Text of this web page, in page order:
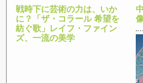
戦時下に芸術の力は、いか
に？「ザ・コラール 希望を
紡ぐ歌」レイフ・ファイン
ズ、一流の美学